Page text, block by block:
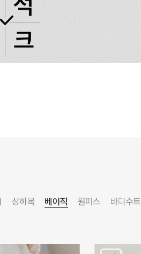
상하복 베이직 원피스 바디수트